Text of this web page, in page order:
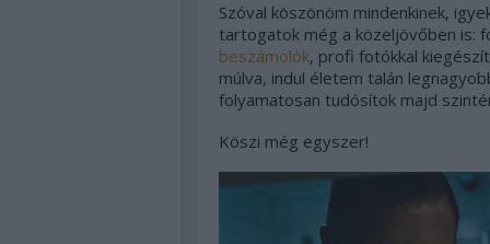
Szóval köszönöm mindenkinek,
tartogatok még a közeljövőben is:
beszámolók, profi fotókkal
múlva, indul életem talán
folyamatosan tudósítok majd
Köszi még egyszer!